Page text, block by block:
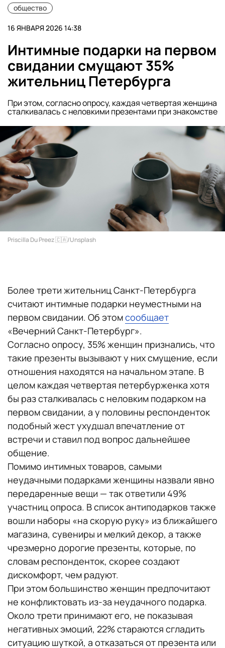
общество
16 ЯНВАРЯ 2026 14:38
Интимные подарки на первом
свидании смущают 35%
жительниц Петербурга
При этом, согласно опросу, каждая четвертая женщина
сталкивалась с неловкими презентами при знакомстве
Priscilla Du Preez 🇨🇦/Unsplash
Более трети жительниц Санкт-Петербурга
считают интимные подарки неуместными на
первом свидании. Об этомсообщает
«Вечерний Санкт-Петербург».
Согласно опросу, 35% женщин признались, что
такие презенты вызывают у них смущение, если
отношения находятся на начальном этапе. В
целом каждая четвертая петербурженка хотя
бы раз сталкивалась с неловким подарком на
первом свидании, а у половины респонденток
подобный жест ухудшал впечатление от
встречи и ставил под вопрос дальнейшее
общение.
Помимо интимных товаров, самыми
неудачными подарками женщины назвали явно
передаренные вещи — так ответили 49%
участниц опроса. В список антиподарков также
вошли наборы «на скорую руку» из ближайшего
магазина, сувениры и мелкий декор, а также
чрезмерно дорогие презенты, которые, по
словам респонденток, скорее создают
дискомфорт, чем радуют.
При этом большинство женщин предпочитают
не конфликтовать из-за неудачного подарка.
Около трети принимают его, не показывая
негативных эмоций, 22% стараются сгладить
ситуацию шуткой, а отказаться от презента или